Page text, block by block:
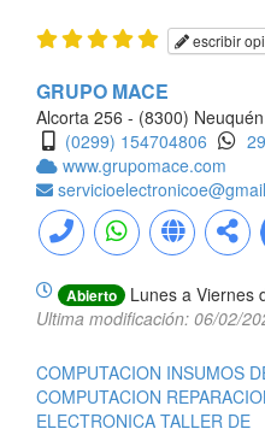
escribir
GRUPO MACE
Alcorta 256 - (8300) Neuquén
(0299) 154704806
www.grupomace.com
Abierto
Lunes a Viernes
Ultima modificación: 06/02/
COMPUTACION INSUMOS
COMPUTACION
ELECTRONICA TALLER DE